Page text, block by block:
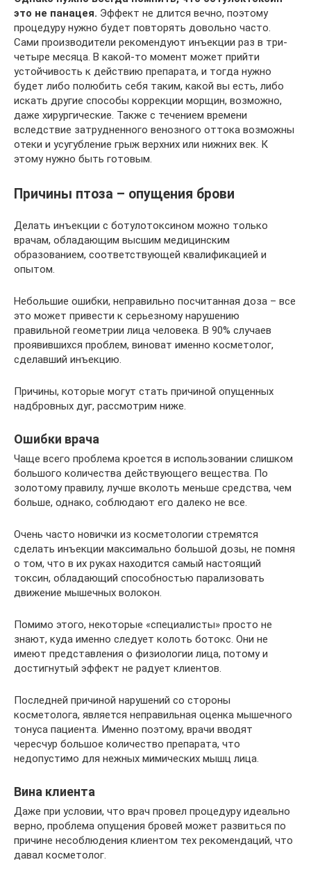
это не панацея. Эффект не длится вечно, поэтому
процедуру нужно будет повторять довольно часто.
Сами производители рекомендуют инъекции раз в три-
четыре месяца. В какой-то момент может прийти
устойчивость к действию препарата, и тогда нужно
будет либо полюбить себя таким, какой вы есть, либо
искать другие способы коррекции морщин, возможно,
даже хирургические. Также с течением времени
вследствие затрудненного венозного оттока возможны
отеки и усугубление грыж верхних или нижних век. К
этому нужно быть готовым.
Причины птоза – опущения брови
Делать инъекции с ботулотоксином можно только
врачам, обладающим высшим медицинским
образованием, соответствующей квалификацией и
опытом.
Небольшие ошибки, неправильно посчитанная доза – все
это может привести к серьезному нарушению
правильной геометрии лица человека. В 90% случаев
проявившихся проблем, виноват именно косметолог,
сделавший инъекцию.
Причины, которые могут стать причиной опущенных
надбровных дуг, рассмотрим ниже.
Ошибки врача
Чаще всего проблема кроется в использовании слишком
большого количества действующего вещества. По
золотому правилу, лучше вколоть меньше средства, чем
больше, однако, соблюдают его далеко не все.
Очень часто новички из косметологии стремятся
сделать инъекции максимально большой дозы, не помня
о том, что в их руках находится самый настоящий
токсин, обладающий способностью парализовать
движение мышечных волокон.
Помимо этого, некоторые «специалисты» просто не
знают, куда именно следует колоть ботокс. Они не
имеют представления о физиологии лица, потому и
достигнутый эффект не радует клиентов.
Последней причиной нарушений со стороны
косметолога, является неправильная оценка мышечного
тонуса пациента. Именно поэтому, врачи вводят
чересчур большое количество препарата, что
недопустимо для нежных мимических мышц лица.
Вина клиента
Даже при условии, что врач провел процедуру идеально
верно, проблема опущения бровей может развиться по
причине несоблюдения клиентом тех рекомендаций, что
давал косметолог.